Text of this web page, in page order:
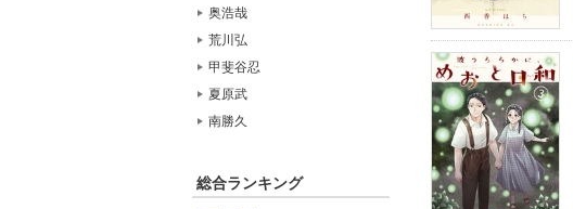
奥浩哉
荒川弘
甲斐谷忍
夏原武
南勝久
総合ランキング